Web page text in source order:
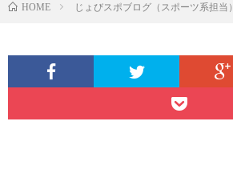
HOME じょびスポブログ（スポーツ系担当）